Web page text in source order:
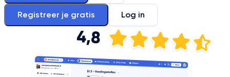
Registreer je gratis Log in